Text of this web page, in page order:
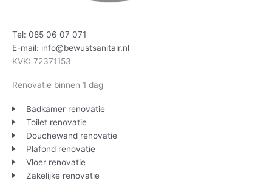
Tel: 085 06 07 071
E-mail: info@bewustsanitair.nl
KVK: 72371153
Renovatie binnen 1 dag
Badkamer renovatie
Toilet renovatie
Douchewand renovatie
Plafond renovatie
Vloer renovatie
Zakelijke renovatie